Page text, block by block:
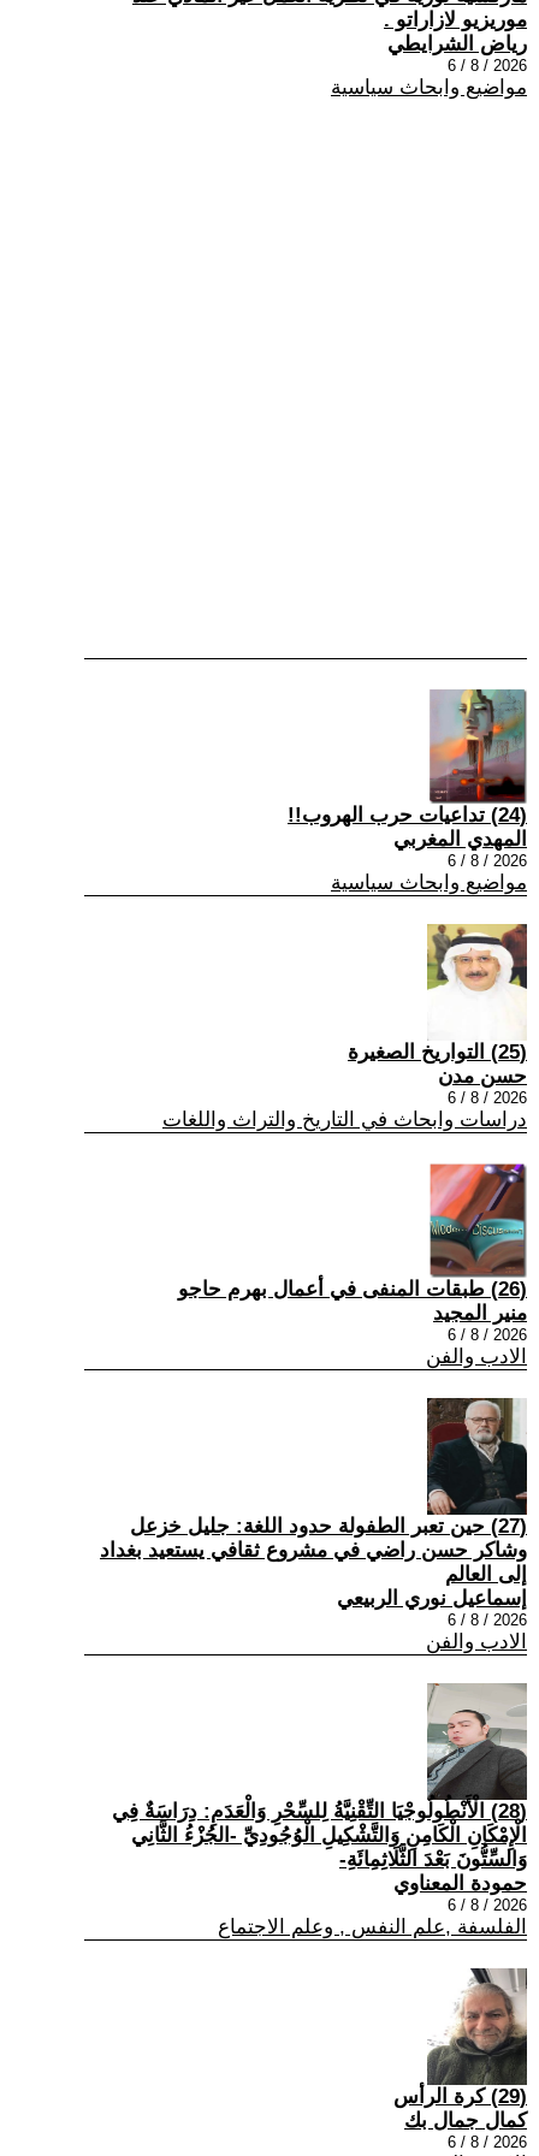
موريزيو لازاراتو .
رياض الشرايطي
2026 / 8 / 6
مواضيع وابحاث سياسية
(24) تداعيات حرب الهروب!!
المهدي المغربي
2026 / 8 / 6
مواضيع وابحاث سياسية
(25) التواريخ الصغيرة
حسن مدن
2026 / 8 / 6
دراسات وابحاث في التاريخ والتراث واللغات
(26) طبقات المنفى في أعمال بهرم حاجو
منير المجيد
2026 / 8 / 6
الادب والفن
(27) حين تعبر الطفولة حدود اللغة: جليل خزعل
وشاكر حسن راضي في مشروع ثقافي يستعيد بغداد
إلى العالم
إسماعيل نوري الربيعي
2026 / 8 / 6
الادب والفن
(28) الْأَنْطُولُوجْيَا التِّقْنِيَّةُ لِلسِّحْرِ وَالْعَدَمِ: دِرَاسَةٌ فِي
الْإِمْكَانِ الْكَامِنِ وَالتَّشْكِيلِ الْوُجُودِيِّ -الجُزْءُ الثَّانِي
وَالسِّتُّونَ بَعْدَ الثَّلَاثِمِائَةِ-
حمودة المعناوي
2026 / 8 / 6
الفلسفة ,علم النفس , وعلم الاجتماع
(29) كرة الرأس
كمال جمال بك
2026 / 8 / 6